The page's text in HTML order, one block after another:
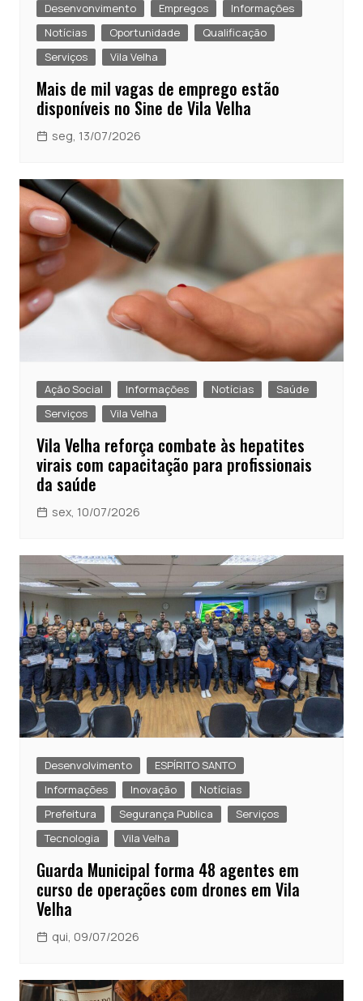
Desenvonvimento
Empregos
Informações
Notícias
Oportunidade
Qualificação
Serviços
Vila Velha
Mais de mil vagas de emprego estão
disponíveis no Sine de Vila Velha
seg, 13/07/2026
Ação Social Informações Notícias
Saúde
Serviços
Vila Velha
Vila Velha reforça combate às hepatites
virais com capacitação para profissionais
da saúde
sex, 10/07/2026
Desenvolvimento
ESPÍRITO SANTO
Informações
Inovação
Notícias
Prefeitura
Segurança Publica
Serviços
Tecnologia
Vila Velha
Guarda Municipal forma 48 agentes em
curso de operações com drones em Vila
Velha
qui, 09/07/2026